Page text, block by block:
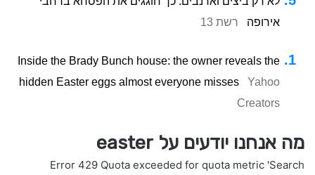
אירופה
רשת 13
Inside the Brady Bunch house: the owner reveals the
hidden Easter eggs almost everyone misses
Yahoo
Creators
מה אנחנו יודעים על easter
Error 429 Quota exceeded for quota metric 'Search